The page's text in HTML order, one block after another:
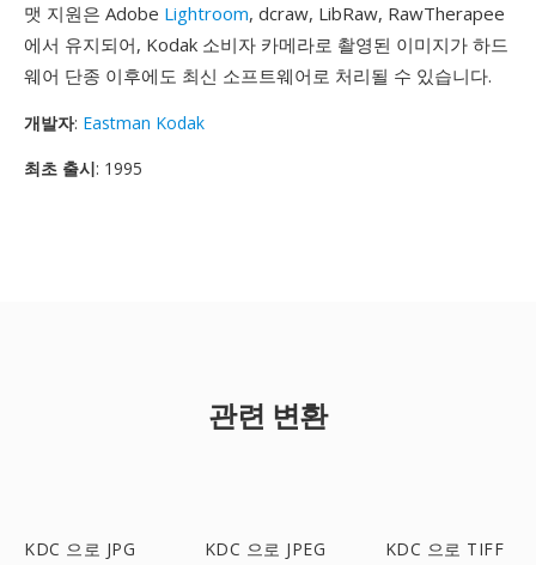
맷 지원은 Adobe Lightroom, dcraw, LibRaw, RawTherapee
에서 유지되어, Kodak 소비자 카메라로 촬영된 이미지가 하드
웨어 단종 이후에도 최신 소프트웨어로 처리될 수 있습니다.
개발자: Eastman Kodak
최초 출시: 1995
관련 변환
KDC 으로 JPG KDC 으로 JPEG KDC 으로 TIFF